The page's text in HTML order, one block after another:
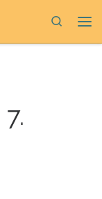
Search
7.